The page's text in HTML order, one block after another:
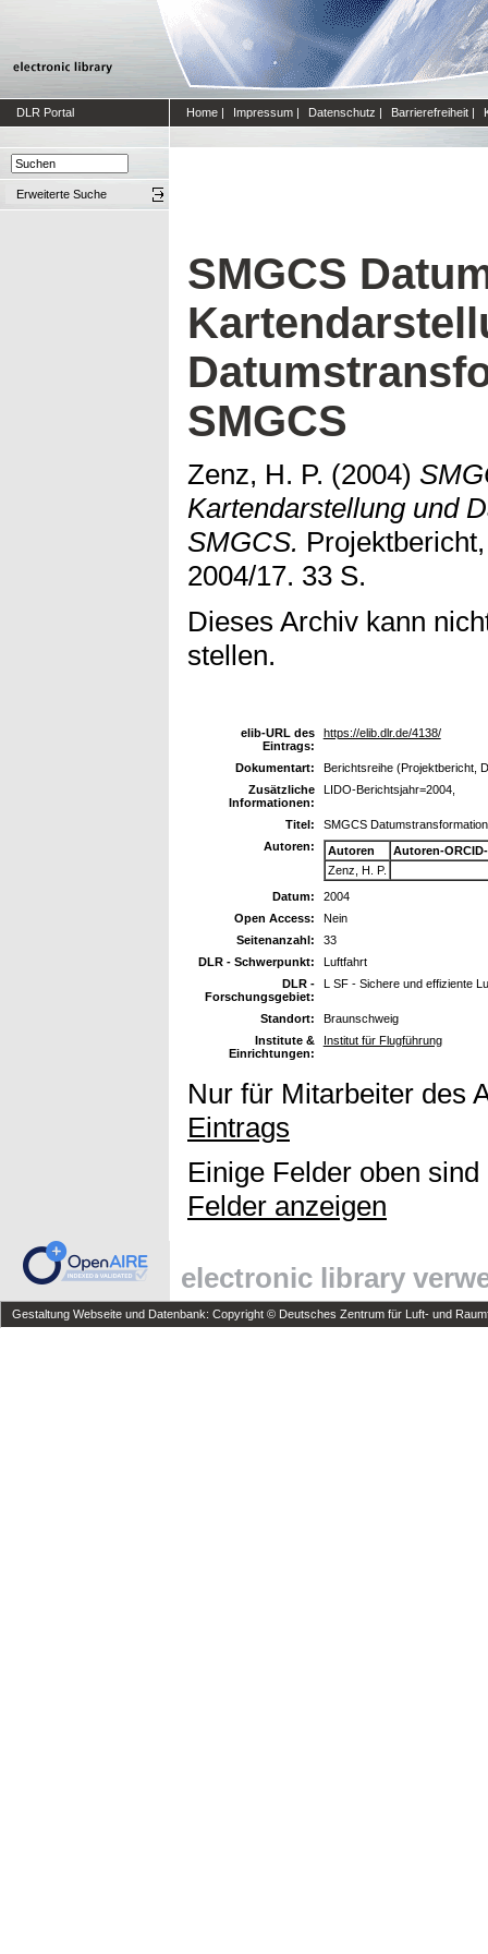
DLR Portal Home | Impressum | Datenschutz | Barrierefreiheit |
Erweiterte Suche
SMGCS
SMGCS
Zenz, H. P. (2004)
Kartendarstellung und
SMGCS.
2004/17. 33 S.
Dieses Archiv kann
stellen.
elib-URL des
Eintrags:
https://elib.dlr.de/4138/
Dokumentart:
Berichtsreihe (Projektbericht,
Zusätzliche
Informationen:
LIDO-Berichtsjahr=2004,
Titel:
SMGCS
Autoren:
Autoren
Autoren-
Zenz, H. P.
Datum:
2004
Open Access:
Nein
Seitenanzahl:
33
DLR - Schwerpunkt:
Luftfahrt
DLR -
Forschungsgebiet:
L SF - Sichere und effiziente
Standort:
Braunschweig
Institute &
Einrichtungen:
Institut für Flugführung
Nur für Mitarbeiter des
Eintrags
Einige Felder oben
Felder anzeigen
electronic library
Gestaltung Webseite und Datenbank: Copyright © Deutsches Zentrum für Luft- und